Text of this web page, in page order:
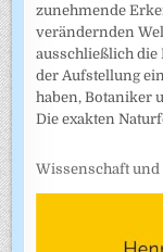
zunehmende
verändernden
ausschließlich die
der Aufstellung
haben, Botaniker
Die exakten
Wissenschaft und